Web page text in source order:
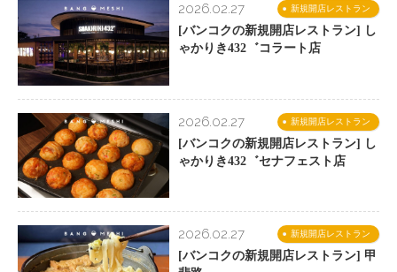
新規開店レストラン
2026.02.27
[バンコクの新規開店レストラン] し
ゃかりき432゛コラート店
新規開店レストラン
2026.02.27
[バンコクの新規開店レストラン] し
ゃかりき432゛セナフェスト店
新規開店レストラン
2026.02.27
[バンコクの新規開店レストラン] 甲